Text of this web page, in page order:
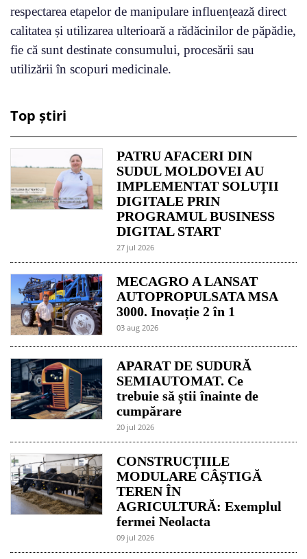
respectarea etapelor de manipulare influențează direct
calitatea și utilizarea ulterioară a rădăcinilor de păpădie,
fie că sunt destinate consumului, procesării sau
utilizării în scopuri medicinale.
Top știri
PATRU AFACERI DIN
SUDUL MOLDOVEI AU
IMPLEMENTAT SOLUȚII
DIGITALE PRIN
PROGRAMUL BUSINESS
DIGITAL START
27 jul 2026
MECAGRO A LANSAT
AUTOPROPULSATA MSA
3000. Inovație 2 în 1
03 aug 2026
APARAT DE SUDURĂ
SEMIAUTOMAT. Ce
trebuie să știi înainte de
cumpărare
20 jul 2026
CONSTRUCȚIILE
MODULARE CÂȘTIGĂ
TEREN ÎN
AGRICULTURĂ: Exemplul
fermei Neolacta
09 jul 2026